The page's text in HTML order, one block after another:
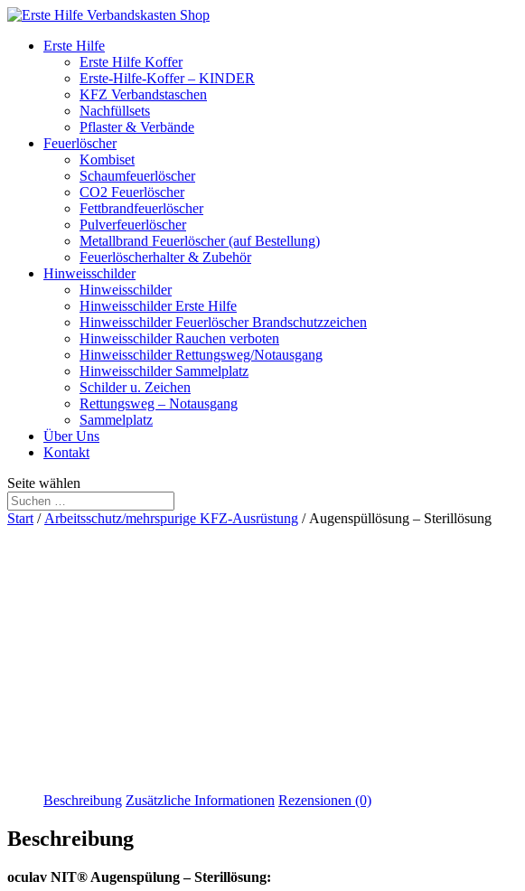
Erste Hilfe
Erste Hilfe Koffer
Erste-Hilfe-Koffer – KINDER
KFZ Verbandstaschen
Nachfüllsets
Pflaster & Verbände
Feuerlöscher
Kombiset
Schaumfeuerlöscher
CO2 Feuerlöscher
Fettbrandfeuerlöscher
Pulverfeuerlöscher
Metallbrand Feuerlöscher (auf Bestellung)
Feuerlöscherhalter & Zubehör
Hinweisschilder
Hinweisschilder
Hinweisschilder Erste Hilfe
Hinweisschilder Feuerlöscher Brandschutzzeichen
Hinweisschilder Rauchen verboten
Hinweisschilder Rettungsweg/Notausgang
Hinweisschilder Sammelplatz
Schilder u. Zeichen
Rettungsweg – Notausgang
Sammelplatz
Über Uns
Kontakt
Seite wählen
Start / Arbeitsschutz/mehrspurige KFZ-Ausrüstung / Augenspüllösung – Sterillösung
Beschreibung Zusätzliche Informationen Rezensionen (0)
Beschreibung
oculav NIT® Augenspülung – Sterillösung: